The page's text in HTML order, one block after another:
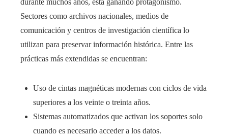
durante muchos años, está ganando protagonismo.
Sectores como archivos nacionales, medios de
comunicación y centros de investigación científica lo
utilizan para preservar información histórica. Entre las
prácticas más extendidas se encuentran:
Uso de cintas magnéticas modernas con ciclos de vida
superiores a los veinte o treinta años.
Sistemas automatizados que activan los soportes solo
cuando es necesario acceder a los datos.